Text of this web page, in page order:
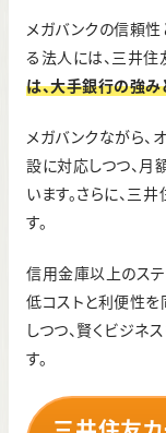
※ATMによって異
インターネットバ
無料
無料
メガバンクの信頼性
る法人には、三井住
は、大手銀行の強み
メガバンクながら、
設に対応しつつ、
います。さらに、三
す。
信用金庫以上のス
低コストと利便性
しつつ、賢くビジネ
す。